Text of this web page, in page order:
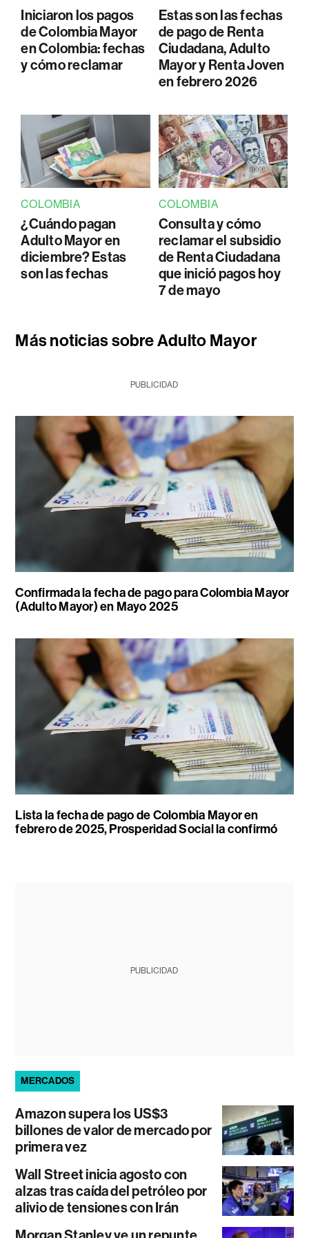
Iniciaron los pagos
de Colombia Mayor
en Colombia: fechas
y cómo reclamar
Estas son las fechas
de pago de Renta
Ciudadana, Adulto
Mayor y Renta Joven
en febrero 2026
COLOMBIA
¿Cuándo pagan
Adulto Mayor en
diciembre? Estas
son las fechas
COLOMBIA
Consulta y cómo
reclamar el subsidio
de Renta Ciudadana
que inició pagos hoy
7 de mayo
Más noticias sobre Adulto Mayor
PUBLICIDAD
Confirmada la fecha de pago para Colombia Mayor
(Adulto Mayor) en Mayo 2025
Lista la fecha de pago de Colombia Mayor en
febrero de 2025, Prosperidad Social la confirmó
PUBLICIDAD
MERCADOS
Amazon supera los US$3
billones de valor de mercado por
primera vez
Wall Street inicia agosto con
alzas tras caída del petróleo por
alivio de tensiones con Irán